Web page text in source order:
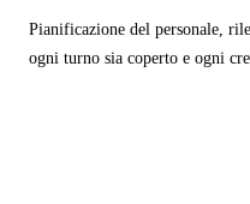
Pianificazione del personale,
ogni turno sia coperto e ogni